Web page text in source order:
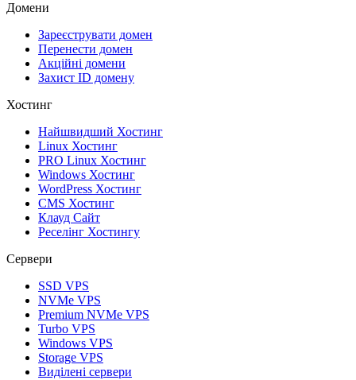
Домени
Зареєструвати домен
Перенести домен
Акційні домени
Захист ID домену
Хостинг
Найшвидший Хостинг
Linux Хостинг
PRO Linux Хостинг
Windows Хостинг
WordPress Хостинг
CMS Хостинг
Клауд Сайт
Реселінг Хостингу
Сервери
SSD VPS
NVMe VPS
Premium NVMe VPS
Turbo VPS
Windows VPS
Storage VPS
Виділені сервери